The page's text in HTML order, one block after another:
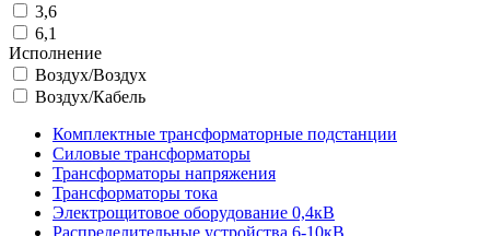
3,6
6,1
Исполнение
Воздух/Воздух
Воздух/Кабель
Комплектные трансформаторные подстанции
Силовые трансформаторы
Трансформаторы напряжения
Трансформаторы тока
Электрощитовое оборудование 0,4кВ
Распределительные устройства 6-10кВ